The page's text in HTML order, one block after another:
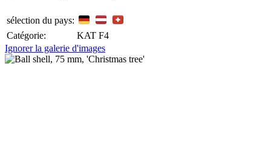
sélection du pays:
Catégorie:
KAT F4
Ignorer la galerie d'images